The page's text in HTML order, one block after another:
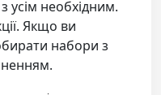
усім необхідним.
Якщо ви
набори з